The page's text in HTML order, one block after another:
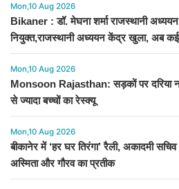
Mon,10 Aug 2026
Bikaner : डॉ. मेघना शर्मा राजस्थानी
नियुक्त,राजस्थानी अध्ययन केंद्र खुला, अब
Mon,10 Aug 2026
Monsoon Rajasthan: सड़कों पर दरिया
से ज्यादा बच्चों का रेस्क्यू
Mon,10 Aug 2026
बीकानेर में ‘हर घर तिरंगा’ रैली, अकादमी सचिव
अस्मिता और गौरव का प्रतीक